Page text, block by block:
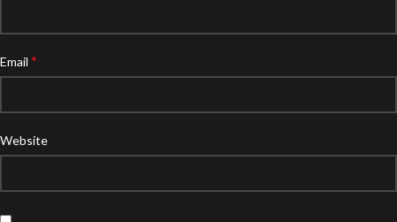
Email *
Website